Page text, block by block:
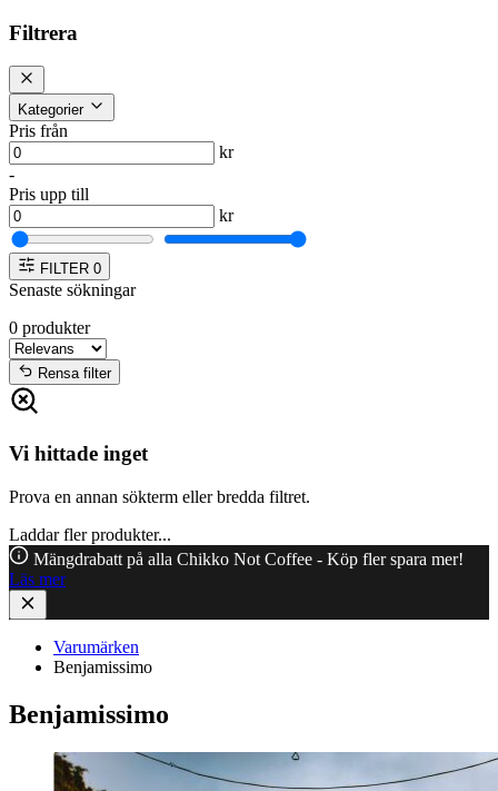
Filtrera
Kategorier
Pris från
kr
-
Pris upp till
kr
FILTER 0
Senaste sökningar
0 produkter
Rensa filter
Vi hittade inget
Prova en annan sökterm eller bredda filtret.
Laddar fler produkter...
Mängdrabatt på alla Chikko Not Coffee - Köp fler spara mer!
Läs mer
Varumärken
Benjamissimo
Benjamissimo